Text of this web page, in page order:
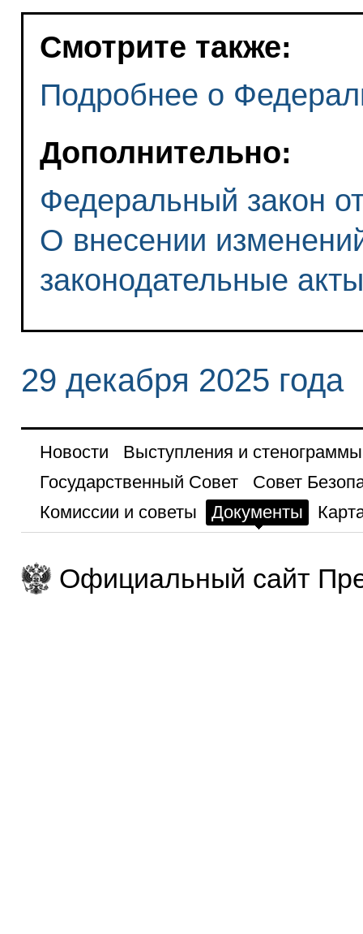
Смотрите также:
Подробнее о
Дополнительно:
Федеральный закон
О внесении
законодательные
29 декабря 2025 года
Новости
Выступления и стенограммы
Государственный Совет
Совет
Комиссии и советы
Документы
Официальный сайт